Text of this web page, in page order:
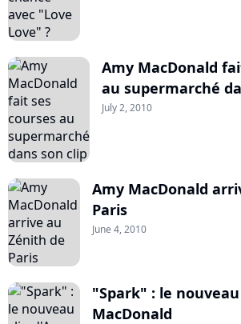
Amy MacDonald
au supermarché
July 2, 2010
Amy MacDonald
Paris
June 4, 2010
"Spark" : le
MacDonald